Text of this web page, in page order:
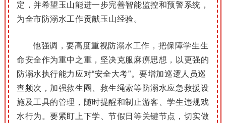
定，并希望玉山能进一步完善智能监控和预警系统，
为全市防溺水工作贡献玉山经验。
他强调，要高度重视防溺水工作，把保障学生生
命安全作为重中之重，坚决克服麻痹思想，以更强的
防溺水执行能力应对“安全大考”。要增加巡逻人员巡
查频次，加强救生圈、救生绳索等防溺水应急救援设
施及工具的管理，随时提醒和制止游客、学生违规戏
水行为。要紧盯上下学、节假日等关键节点，切实做